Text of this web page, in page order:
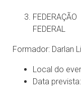
FEDERAL
Formador: Darlan
Local do
Data